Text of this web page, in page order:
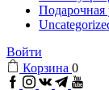
Подарочная
Войти
Корзина 0
Facebook
Instagram
VKTelegram
Youtube